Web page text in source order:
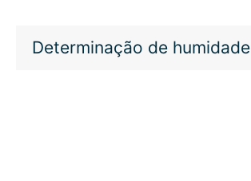
Determinação de humidade